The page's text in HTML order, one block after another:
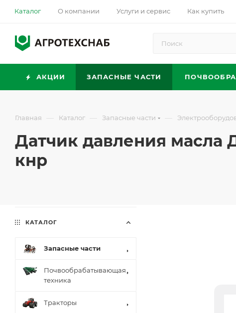
Каталог О компании Услуги и сервис Как купить
АКЦИИ ЗАПАСНЫЕ ЧАСТИ
Главная — Каталог — Запасные части —
Датчик давления масла
кнр
КАТАЛОГ
Запасные части
Почвообрабатывающая
техника
Тракторы